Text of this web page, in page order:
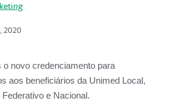
2020
o novo credenciamento para
aos beneficiários da Unimed Local,
Federativo e Nacional.